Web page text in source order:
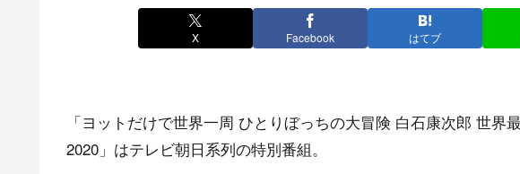
X Facebook はてブ
「ヨットだけで世界一周 ひとりぼっちの大冒険 白石康次郎 世界
2020」はテレビ朝日系列の特別番組。